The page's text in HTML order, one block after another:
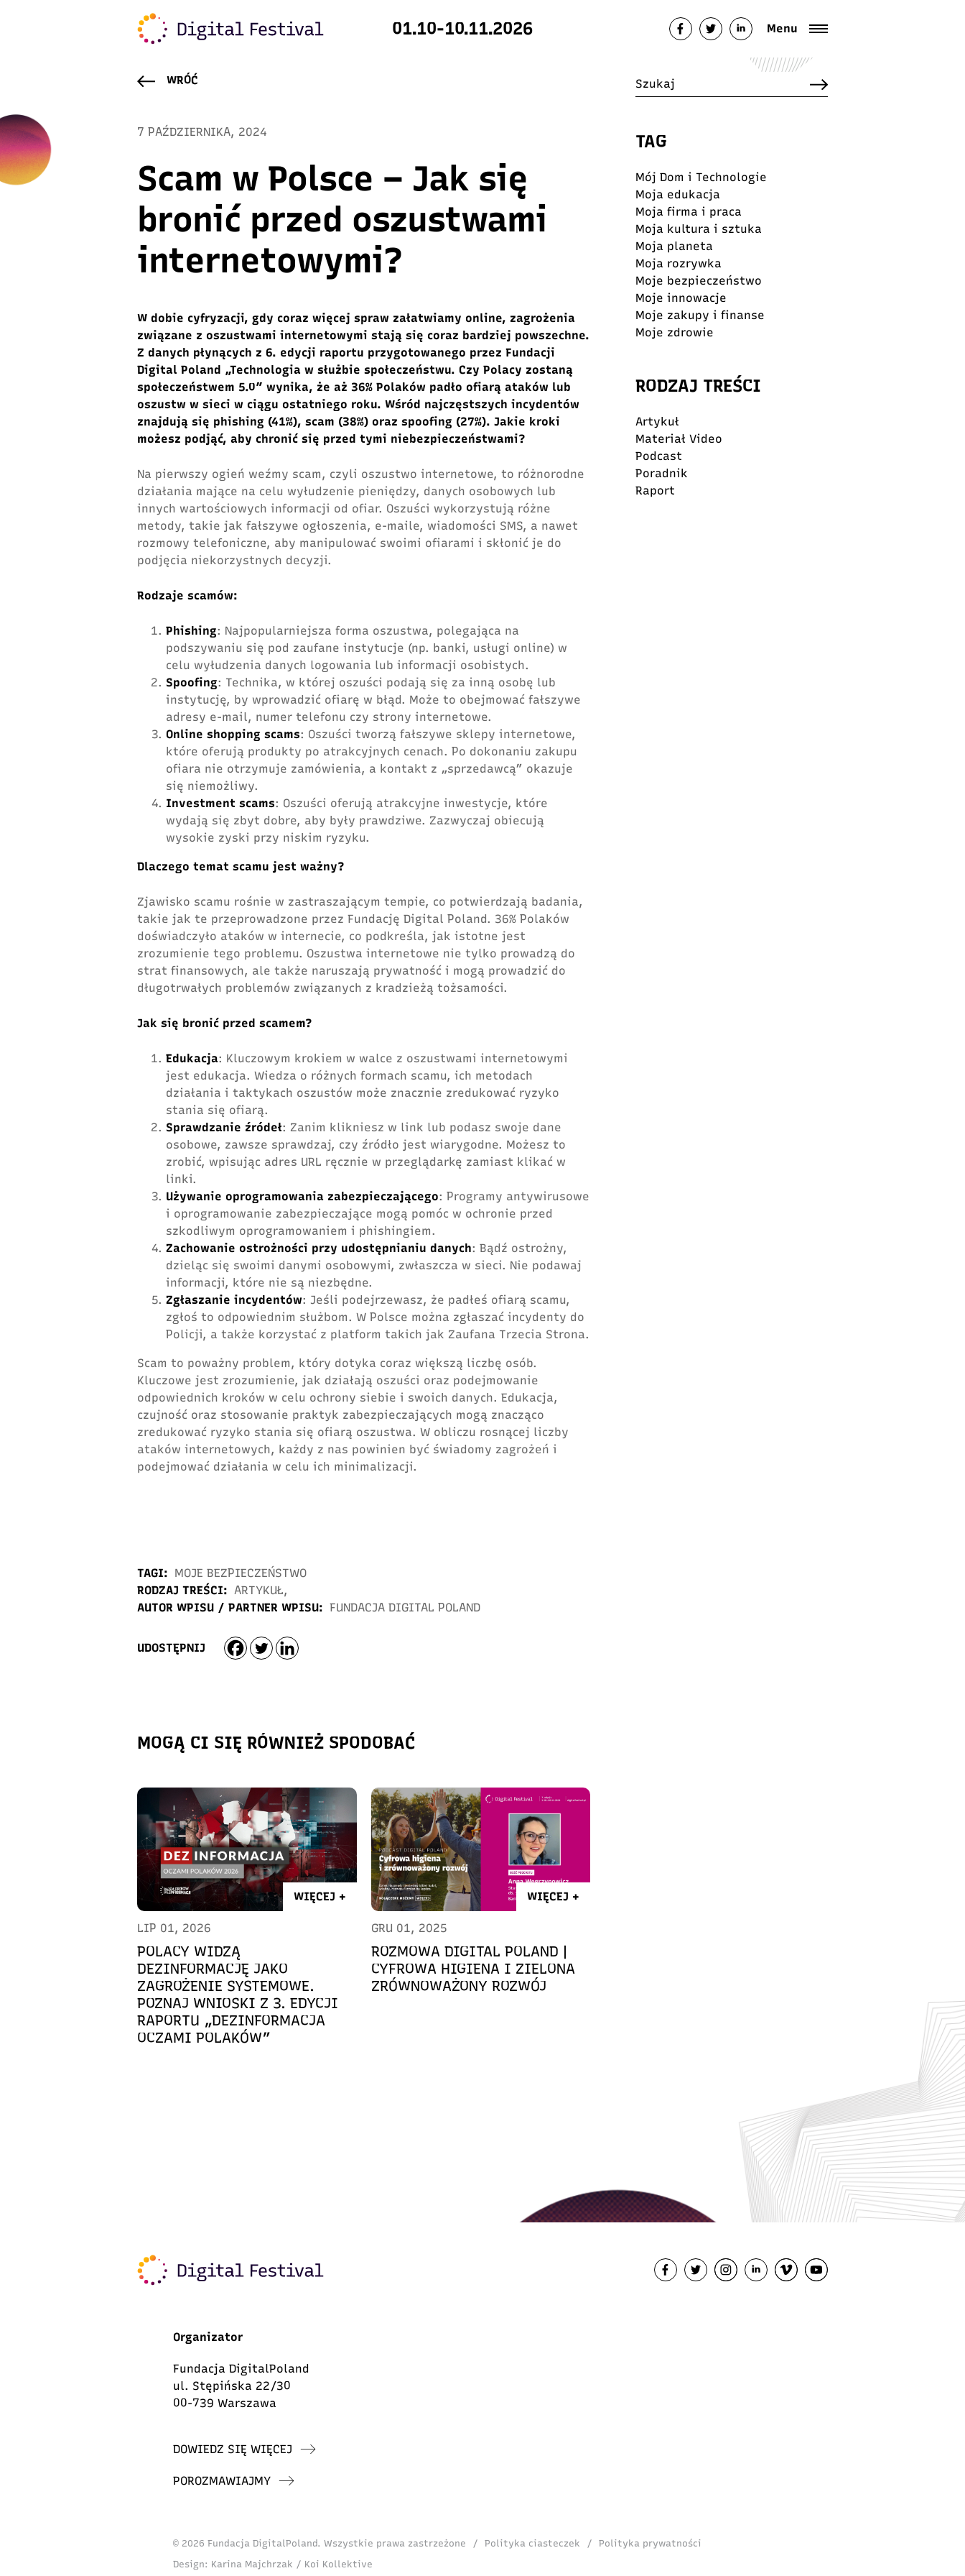
01.10-10.11.2026 Menu
WRÓĆ
7 PAŹDZIERNIKA, 2024
Scam w Polsce – Jak się
bronić przed oszustwami
internetowymi?
W dobie cyfryzacji, gdy coraz więcej spraw załatwiamy online, zagrożenia
związane z oszustwami internetowymi stają się coraz bardziej powszechne.
Z danych płynących z 6. edycji raportu przygotowanego przez Fundacji
Digital Poland „Technologia w służbie społeczeństwu. Czy Polacy zostaną
społeczeństwem 5.0” wynika, że aż 36% Polaków padło ofiarą ataków lub
oszustw w sieci w ciągu ostatniego roku. Wśród najczęstszych incydentów
znajdują się phishing (41%), scam (38%) oraz spoofing (27%). Jakie kroki
możesz podjąć, aby chronić się przed tymi niebezpieczeństwami?
Na pierwszy ogień weźmy scam, czyli oszustwo internetowe, to różnorodne
działania mające na celu wyłudzenie pieniędzy, danych osobowych lub
innych wartościowych informacji od ofiar. Oszuści wykorzystują różne
metody, takie jak fałszywe ogłoszenia, e-maile, wiadomości SMS, a nawet
rozmowy telefoniczne, aby manipulować swoimi ofiarami i skłonić je do
podjęcia niekorzystnych decyzji.
Rodzaje scamów:
Phishing: Najpopularniejsza forma oszustwa, polegająca na
podszywaniu się pod zaufane instytucje (np. banki, usługi online) w
celu wyłudzenia danych logowania lub informacji osobistych.
Spoofing: Technika, w której oszuści podają się za inną osobę lub
instytucję, by wprowadzić ofiarę w błąd. Może to obejmować fałszywe
adresy e-mail, numer telefonu czy strony internetowe.
Online shopping scams: Oszuści tworzą fałszywe sklepy internetowe,
które oferują produkty po atrakcyjnych cenach. Po dokonaniu zakupu
ofiara nie otrzymuje zamówienia, a kontakt z „sprzedawcą” okazuje
się niemożliwy.
Investment scams: Oszuści oferują atrakcyjne inwestycje, które
wydają się zbyt dobre, aby były prawdziwe. Zazwyczaj obiecują
wysokie zyski przy niskim ryzyku.
Dlaczego temat scamu jest ważny?
Zjawisko scamu rośnie w zastraszającym tempie, co potwierdzają badania,
takie jak te przeprowadzone przez Fundację Digital Poland. 36% Polaków
doświadczyło ataków w internecie, co podkreśla, jak istotne jest
zrozumienie tego problemu. Oszustwa internetowe nie tylko prowadzą do
strat finansowych, ale także naruszają prywatność i mogą prowadzić do
długotrwałych problemów związanych z kradzieżą tożsamości.
Jak się bronić przed scamem?
Edukacja: Kluczowym krokiem w walce z oszustwami internetowymi
jest edukacja. Wiedza o różnych formach scamu, ich metodach
działania i taktykach oszustów może znacznie zredukować ryzyko
stania się ofiarą.
Sprawdzanie źródeł: Zanim klikniesz w link lub podasz swoje dane
osobowe, zawsze sprawdzaj, czy źródło jest wiarygodne. Możesz to
zrobić, wpisując adres URL ręcznie w przeglądarkę zamiast klikać w
linki.
Używanie oprogramowania zabezpieczającego: Programy antywirusowe
i oprogramowanie zabezpieczające mogą pomóc w ochronie przed
szkodliwym oprogramowaniem i phishingiem.
Zachowanie ostrożności przy udostępnianiu danych: Bądź ostrożny,
dzieląc się swoimi danymi osobowymi, zwłaszcza w sieci. Nie podawaj
informacji, które nie są niezbędne.
Zgłaszanie incydentów: Jeśli podejrzewasz, że padłeś ofiarą scamu,
zgłoś to odpowiednim służbom. W Polsce można zgłaszać incydenty do
Policji, a także korzystać z platform takich jak Zaufana Trzecia Strona.
Scam to poważny problem, który dotyka coraz większą liczbę osób.
Kluczowe jest zrozumienie, jak działają oszuści oraz podejmowanie
odpowiednich kroków w celu ochrony siebie i swoich danych. Edukacja,
czujność oraz stosowanie praktyk zabezpieczających mogą znacząco
zredukować ryzyko stania się ofiarą oszustwa. W obliczu rosnącej liczby
ataków internetowych, każdy z nas powinien być świadomy zagrożeń i
podejmować działania w celu ich minimalizacji.
TAGI: MOJE BEZPIECZEŃSTWO
RODZAJ TREŚCI: ARTYKUŁ,
AUTOR WPISU / PARTNER WPISU: FUNDACJA DIGITAL POLAND
UDOSTĘPNIJ
MOGĄ CI SIĘ RÓWNIEŻ SPODOBAĆ
WIĘCEJ +
LIP 01, 2026
POLACY WIDZĄ
DEZINFORMACJĘ JAKO
ZAGROŻENIE SYSTEMOWE.
POZNAJ WNIOSKI Z 3. EDYCJI
RAPORTU „DEZINFORMACJA
OCZAMI POLAKÓW”
WIĘCEJ +
GRU 01, 2025
ROZMOWA DIGITAL POLAND |
CYFROWA HIGIENA I ZIELONA
ZRÓWNOWAŻONY ROZWÓJ
TAG
Mój Dom i Technologie
Moja edukacja
Moja firma i praca
Moja kultura i sztuka
Moja planeta
Moja rozrywka
Moje bezpieczeństwo
Moje innowacje
Moje zakupy i finanse
Moje zdrowie
RODZAJ TREŚCI
Artykuł
Materiał Video
Podcast
Poradnik
Raport
Organizator
Fundacja DigitalPoland
ul. Stępińska 22/30
00-739 Warszawa
DOWIEDZ SIĘ WIĘCEJ
POROZMAWIAJMY
© 2026 Fundacja DigitalPoland. Wszystkie prawa zastrzeżone / Polityka ciasteczek /
Polityka prywatności
Design: Karina Majchrzak / Koi Kollektive